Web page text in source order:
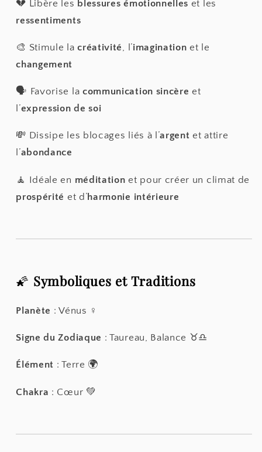
💔 Libère les blessures émotionnelles et les
ressentiments
🎨 Stimule lacréativité, l’imagination et le
changement
🗣️ Favorise la communication sincère et
l’expression de soi
💸 Dissipe les blocages liés à l’argent et attire
l’abondance
🧘 Idéale en méditation et pour créer un climat de
prospérité et d’harmonie intérieure
🌠 Symboliques et Traditions
Planète : Vénus ♀️
Signe du Zodiaque : Taureau, Balance ♉♎
Élément : Terre 🌍
Chakra : Cœur 💚